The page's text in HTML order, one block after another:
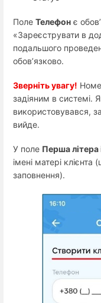
Поле Телефон є
«Зареєструвати в
подальшого
обов’язково.
Зверніть увагу!
задіяним в системі.
використовувався,
вийде.
У поле Перша літера
імені матері
заповнення).